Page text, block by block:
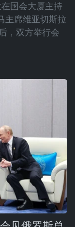
国会大厦主持
主席维亚切斯拉
，双方举行会